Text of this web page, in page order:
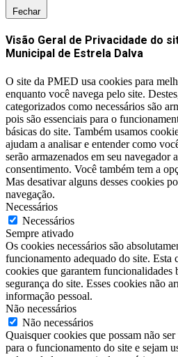
Fechar
Visão Geral de Privacidade do
Municipal de Estrela Dalva
O site da PMED usa cookies para
enquanto você navega pelo site.
categorizados como necessários são
pois são essenciais para o
básicas do site. Também usamos
ajudam a analisar e entender como
serão armazenados em seu navegador
consentimento. Você também tem a
Mas desativar alguns desses cookies
navegação.
Necessários
Necessários
Sempre ativado
Os cookies necessários são
funcionamento adequado do site. Esta
cookies que garantem funcionalidades
segurança do site. Esses cookies não
informação pessoal.
Não necessários
Não necessários
Quaisquer cookies que possam não
para o funcionamento do site e sejam